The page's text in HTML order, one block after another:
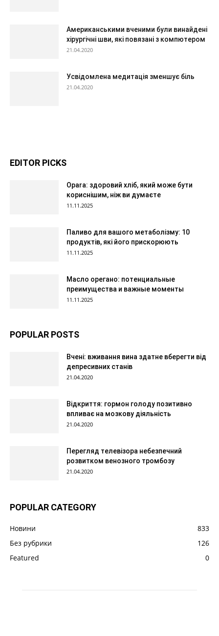
Американськими вченими були винайдені
хірургічні шви, які повязані з компютером
21.04.2020
Усвідомлена медитація зменшує біль
21.04.2020
EDITOR PICKS
Opara: здоровий хліб, який може бути
кориснішим, ніж ви думаєте
11.11.2025
Паливо для вашого метаболізму: 10
продуктів, які його прискорюють
11.11.2025
Масло орегано: потенциальные
преимущества и важные моменты
11.11.2025
POPULAR POSTS
Вчені: вживання вина здатне вберегти від
депресивних станів
21.04.2020
Відкриття: гормон голоду позитивно
впливає на мозкову діяльність
21.04.2020
Перегляд телевізора небезпечний
розвитком венозного тромбозу
21.04.2020
POPULAR CATEGORY
Новини
833
Без рубрики
126
Featured
0